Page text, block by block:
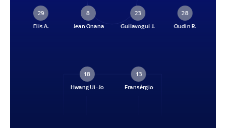
29
Elis A.
8
Jean Onana
23
Guilavogui J.
28
Oudin R.
18
Hwang Ui-Jo
13
Fransérgio